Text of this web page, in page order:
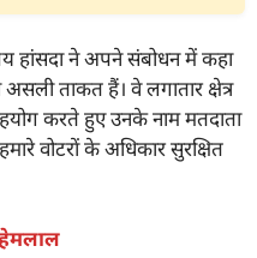
हांसदा ने अपने संबोधन में कहा
असली ताकत हैं। वे लगातार क्षेत्र
करते हुए उनके नाम मतदाता
वोटरों के अधिकार सुरक्षित